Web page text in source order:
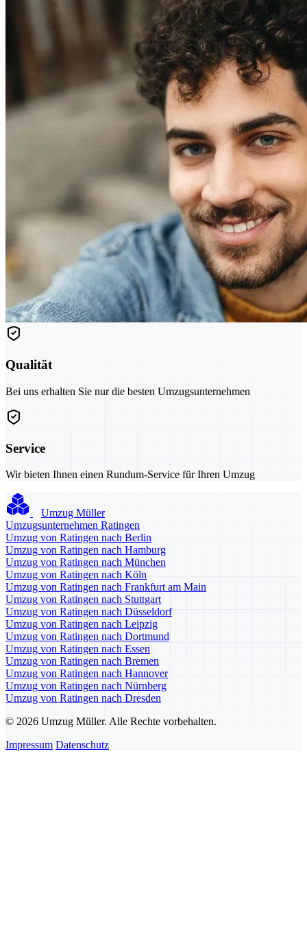
Qualität
Bei uns erhalten Sie nur die besten Umzugsunternehmen
Service
Wir bieten Ihnen einen Rundum-Service für Ihren Umzug
Umzug Müller
Umzugsunternehmen Ratingen
Umzug von Ratingen nach Berlin
Umzug von Ratingen nach Hamburg
Umzug von Ratingen nach München
Umzug von Ratingen nach Köln
Umzug von Ratingen nach Frankfurt am Main
Umzug von Ratingen nach Stuttgart
Umzug von Ratingen nach Düsseldorf
Umzug von Ratingen nach Leipzig
Umzug von Ratingen nach Dortmund
Umzug von Ratingen nach Essen
Umzug von Ratingen nach Bremen
Umzug von Ratingen nach Hannover
Umzug von Ratingen nach Nürnberg
Umzug von Ratingen nach Dresden
© 2026 Umzug Müller. Alle Rechte vorbehalten.
Impressum Datenschutz